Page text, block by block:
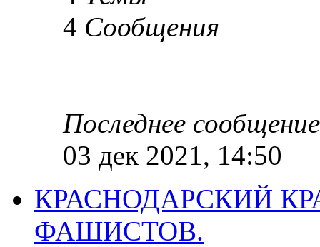
4 Сообщения
Последнее сообщение
03 дек 2021, 14:50
КРАСНОДАРСКИЙ
ФАШИСТОВ.